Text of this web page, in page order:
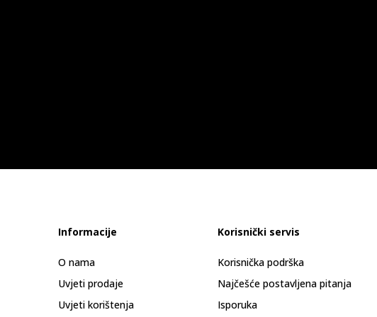
Informacije
O nama
Uvjeti prodaje
Uvjeti korištenja
Korisnički servis
Korisnička podrška
Najčešće postavljena pitanja
Isporuka